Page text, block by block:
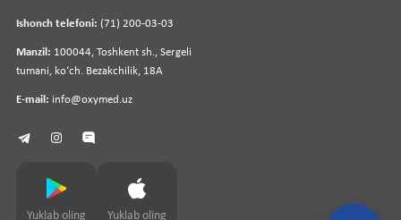
Ishonch telefoni: (71) 200-03-03
Manzil: 100044, Toshkent sh., Sergeli
tumani, koʻch. Bezakchilik, 18A
E-mail: info@oxymed.uz
Yuklab oling Yuklab oling